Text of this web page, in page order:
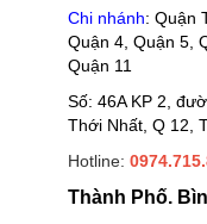
Chi nhánh: Quận
Quận 4, Quận 5,
Quận 11
Số: 46A KP 2,
Thới Nhất, Q 12,
Hotline:
Thành Phố.